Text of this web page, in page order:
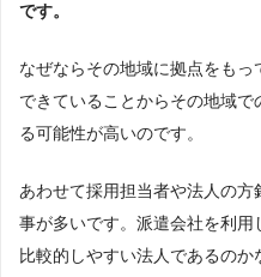
です。
なぜならその地域に拠点をも
できていることからその地域
る可能性が高いのです。
あわせて採用担当者や法人の
事が多いです。派遣会社を利
比較的しやすい法人であるの